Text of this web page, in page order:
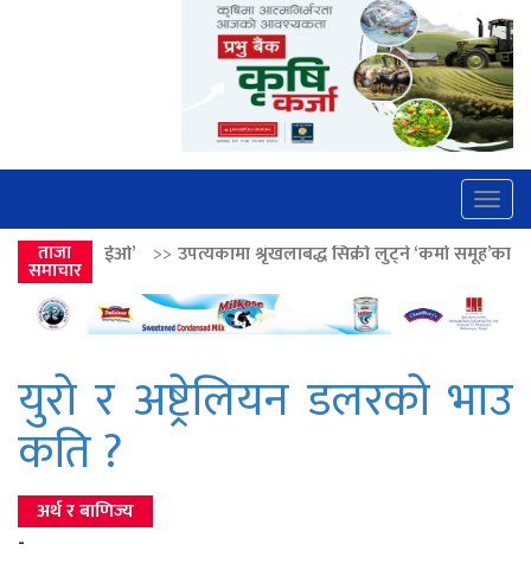
ताजा
समाचार
उपत्यकामा श्रृंखलाबद्ध सिक्री लुट्ने ‘कर्मा समूह’का नाइकेसहित पाँच पक्राउ
युरो र अष्ट्रेलियन डलरको भाउ
कति ?
अर्थ र बाणिज्य
-